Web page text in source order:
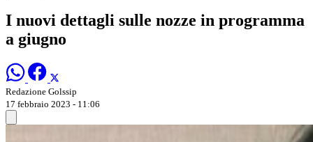
I nuovi dettagli sulle nozze in programma
a giugno
Redazione Golssip
17 febbraio 2023 - 11:06